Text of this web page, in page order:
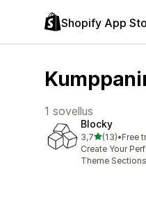
Shopify App
1 sovellus
Blocky
3,7/ 5 tähteä
(13)
13 arvostelua
•Free
Create Your
Theme